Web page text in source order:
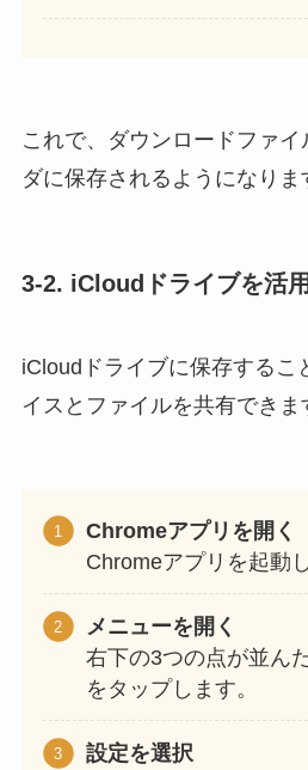
これで、ダウンロードファ
ダに保存されるようになりま
3-2. iCloudドライブを活
iCloudドライブに保存するこ
イスとファイルを共有できま
Chromeアプリを開く
Chromeアプリを起動
メニューを開く
右下の3つの点が並ん
をタップします。
設定を選択